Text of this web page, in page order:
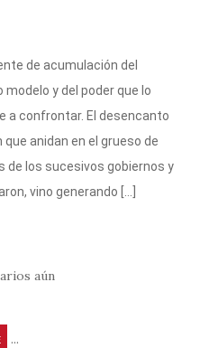
de acumulación del
y del poder que lo
a confrontar. El desencanto
anidan en el grueso de
de los sucesivos gobiernos y
vino generando […]
aún
...